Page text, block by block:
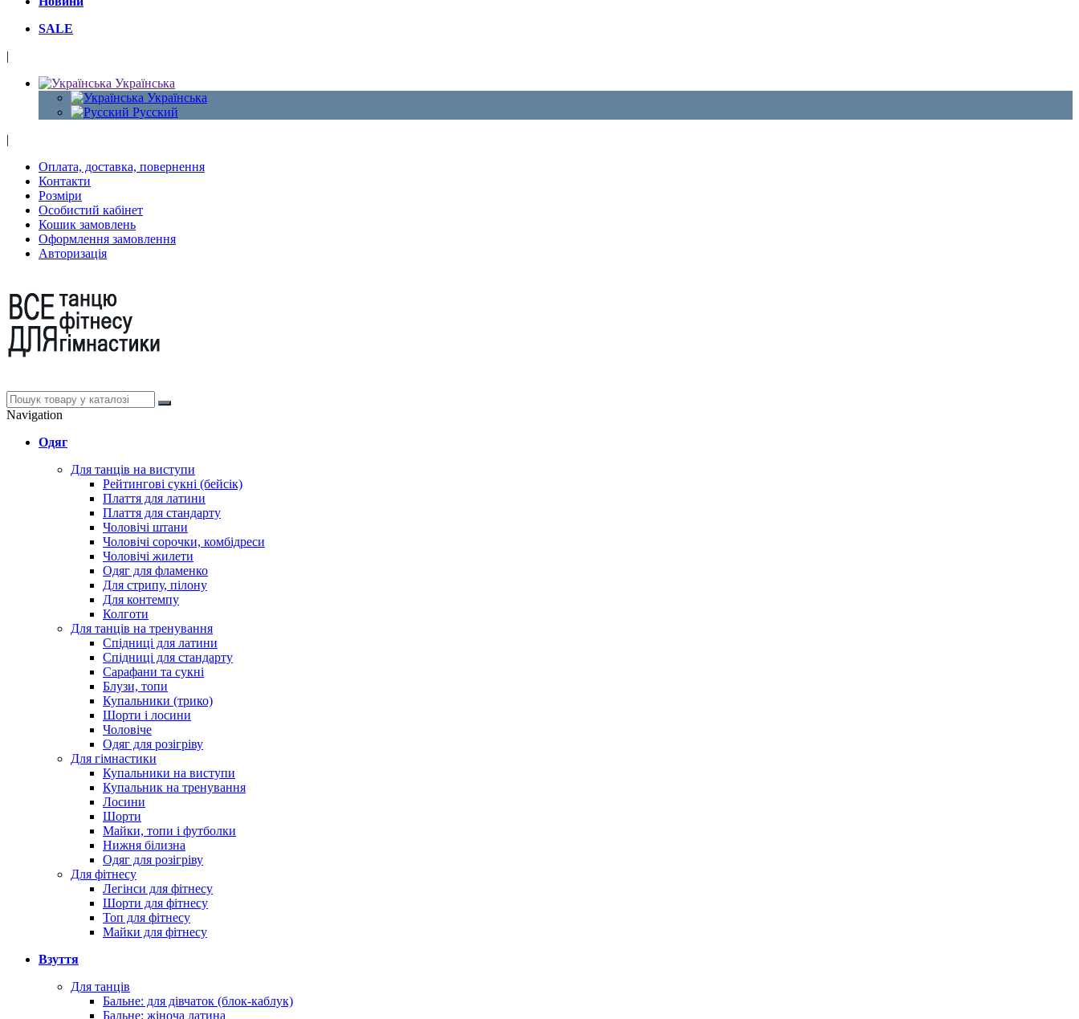
SALE
|
Українська
Українська
Русский
|
Оплата, доставка, повернення
Контакти
Розміри
Особистий кабінет
Кошик замовлень
Оформлення замовлення
Авторизація
Navigation
Одяг
Для танців на виступи
Рейтингові сукні (бейсік)
Плаття для латини
Плаття для стандарту
Чоловічі штани
Чоловічі сорочки, комбідреси
Чоловічі жилети
Одяг для фламенко
Для стрипу, пілону
Для контемпу
Колготи
Для танців на тренування
Спідниці для латини
Спідниці для стандарту
Сарафани та сукні
Блузи, топи
Купальники (трико)
Шорти і лосини
Чоловіче
Одяг для розігріву
Для гімнастики
Купальники на виступи
Купальник на тренування
Лосини
Шорти
Майки, топи і футболки
Нижня білизна
Одяг для розігріву
Для фітнесу
Легінси для фітнесу
Шорти для фітнесу
Топ для фітнесу
Майки для фітнесу
Взуття
Для танців
Бальне: для дівчаток (блок-каблук)
Бальне: жіноча латина